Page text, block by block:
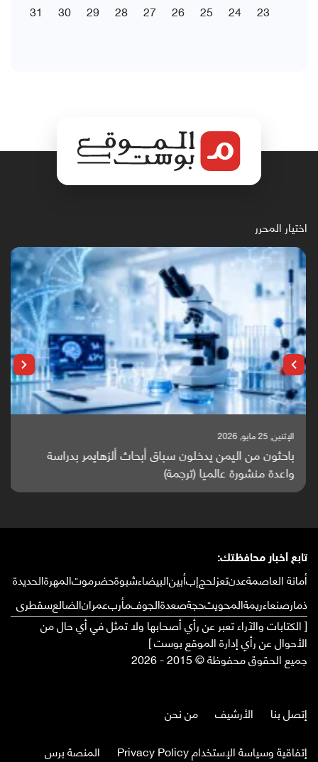
23
24
25
26
27
28
29
30
31
اختيار المحرر
الإثنين, 25 مايو, 2026
باحثون من اليمن يدخلون سباق أبحاث ألزهايمر بدراسة
واعدة منشورة عالميا (ترجمة)
تابع أخبار محافظتك:
أمانة العاصمةعدنتعزلحجإبأبينالبيضاءشبوةحضرموتالمهرةالحديدة
ذمارصنعاءريمةالمحويتحجةصعدةالجوفمأربعمرانالضالعسقطرى
[ الكتابات والآراء تعبر عن رأي أصحابها ولا تمثل في أي حال من
الأحوال عن رأي إدارة الموقع بوست ]
جميع الحقوق محفوظة © 2015 - 2026
إتصل بنا الأرشيف
من نحن
إتفاقية وسياسة الإستخدام Privacy Policy
المنصة برس